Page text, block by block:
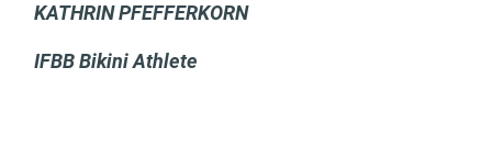
KATHRIN PFEFFERKORN
IFBB Bikini Athlete